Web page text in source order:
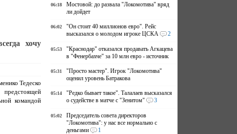
хочу
Тедеско
командой
06:18
Мостовой: до развала "Локомотива" вряд
ли дойдет
06:02
"Он стоит 40 миллионов евро". Рейс
высказался о молодом игроке ЦСКА
2
05:53
"Краснодар" отказался продавать Агкацева
в "Фенербахче" за 10 млн евро - источник
05:31
"Просто мастер". Игрок "Локомотива"
оценил уровень Батракова
05:14
"Редко бывает такое". Талалаев высказался
о судействе в матче с "Зенитом"
3
05:02
Председатель совета директоров
"Локомотива": у нас все нормально с
деньгами
1